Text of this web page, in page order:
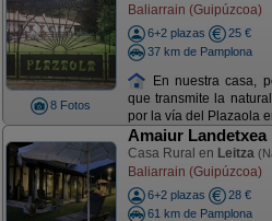
8 Fotos
Baliarrain (Guipúzcoa)
6+2 plazas
25 €
37 km de Pamplona
En nuestra casa,
que transmite la
por la vía del Plazaola
Amaiur Landetxea
Casa Rural en Leitza
Baliarrain (Guipúzcoa)
6+2 plazas
28 €
61 km de Pamplona